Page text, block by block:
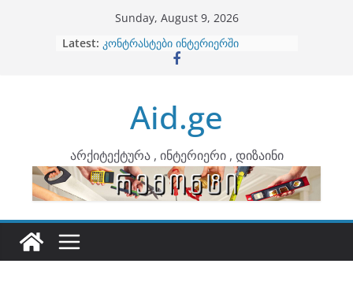
Sunday, August 9, 2026
Latest: ბინების გაერთიანება
კონტრასტები ინტერიერში
ინტერიერის დიზიანი
არტემიდი წარმოგიდგენთ
Aid.ge
არქიტექტურა , ინტერიერი , დიზაინი